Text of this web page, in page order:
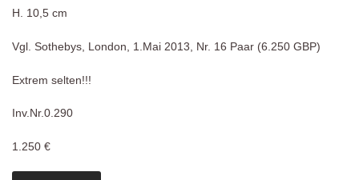
H. 10,5 cm
Vgl. Sothebys, London, 1.Mai 2013, Nr. 16 Paar (6.250 GBP)
Extrem selten!!!
Inv.Nr.0.290
1.250 €